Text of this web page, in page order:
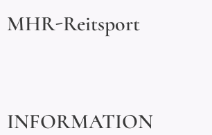
MHR-Reitsport
INFORMATION